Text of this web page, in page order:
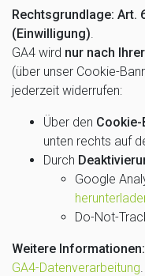
Rechtsgrundlage: Art.
(Einwilligung).
GA4 wird nur nach
(über unser Cookie-
jederzeit widerrufen:
Über den Cookie-
unten rechts auf
Durch
Google
Do-Not-
Weitere Informationen:
GA4-Datenverarbeitung.